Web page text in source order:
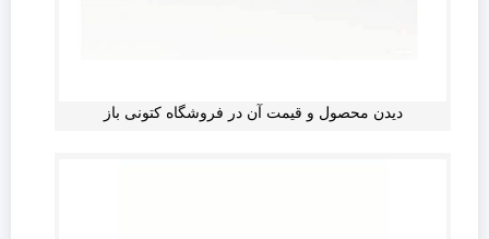
دیدن محصول و قیمت آن در فروشگاه کتونی باز